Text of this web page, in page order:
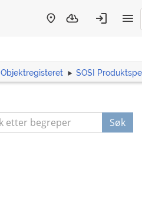
Objektregisteret SOSI
Søk